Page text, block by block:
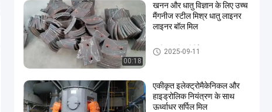
00:18
खनन और धातु विज्ञान के लिए उच्च
मैंगनीज स्टील मिश्र धातु लाइनर
लाइनर बॉल मिल
कास्टिंग और फोर्जिंग
2025-09-11
एकीकृत इलेक्ट्रोमैकेनिकल और
हाइड्रोलिक नियंत्रण के साथ
ऊर्ध्वाधर सर्पिल मिल